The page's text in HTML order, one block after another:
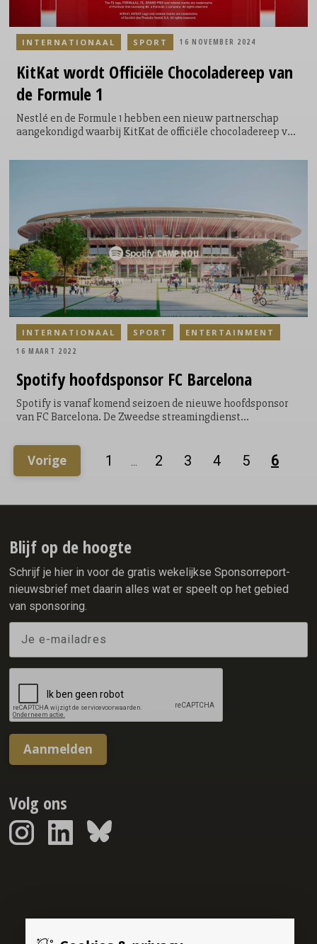
KitKat wordt Officiële Chocoladereep van
de Formule 1
Nestlé en de Formule 1 hebben een nieuw partnerschap
aangekondigd waarbij KitKat de officiële chocoladereep van
grootste mondiale merkdeal van Nestlé tot nu toe en
INTERNATIONAAL SPORT 16 NOVEMBER 2024
Spotify hoofdsponsor FC Barcelona
Spotify is vanaf komend seizoen de nieuwe hoofdsponsor
van FC Barcelona. De Zweedse streamingdienst
Spaanse topclub. Spotify wordt ook naamgever van het
stadion van Barcelona: Spotify Camp Nou. Het contract zou
een waarde hebben van circa 280 miljoen euro.
INTERNATIONAAL SPORT ENTERTAINMENT
16 MAART 2022
Vorige 1 ... 2 3 4 5 6
Blijf op de hoogte
Schrijf je hier in voor de gratis wekelijkse Sponsorreport-
nieuwsbrief met daarin alles wat er speelt op het gebied
van sponsoring.
Aanmelden
Volg ons
Sponsorreport © 2026